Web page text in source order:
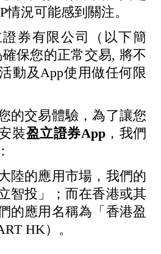
情況可能感到關注。
券有限公司（以下簡
保您的正常交易, 將不
動及App使用做任何限
的交易體驗，為了讓您
裝盈立證券App，我們
陸的應用市場，我們的
智投」；而在香港或其
的應用名稱為「香港盈
HK）。